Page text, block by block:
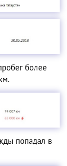
более
попадал в